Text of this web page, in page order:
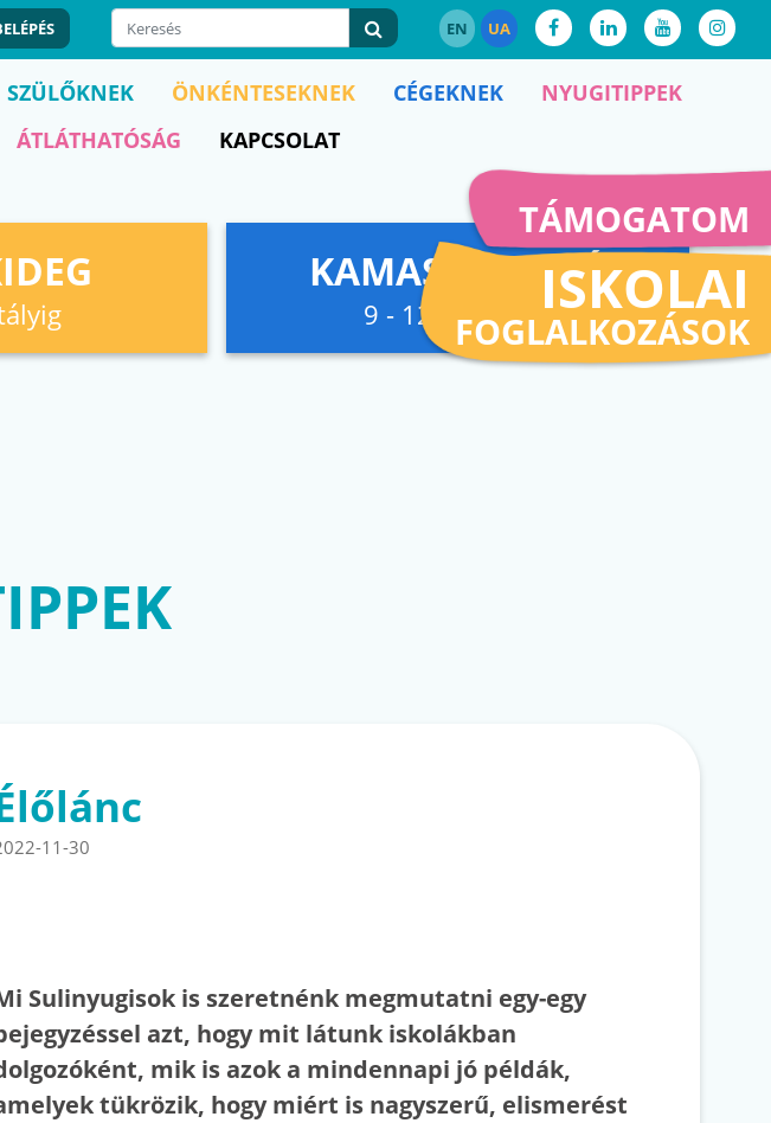
EN UA
TÁMOGATOM
ISKOLAI
FOGLALKOZÁSOK
SZÜLŐKNEK ÖNKÉNTESEKNEK CÉGEKNEK
NYUGITIPPEK
ÁTLÁTHATÓSÁG KAPCSOLAT
KAMASZFESZKÓ
9 - 12. osztályig
11-30
Sulinyugisok is szeretnénk megmutatni egy-egy
azt, hogy mit látunk iskolákban
mik is azok a mindennapi jó példák,
tükrözik, hogy miért is nagyszerű, elismerést